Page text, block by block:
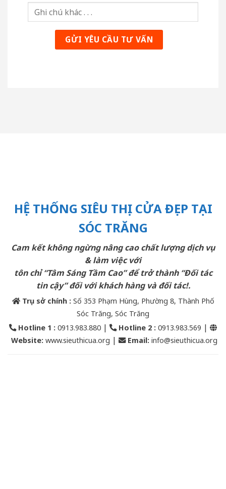
HỆ THỐNG SIÊU THỊ CỬA ĐẸP TẠI
SÓC TRĂNG
Cam kết không ngừng nâng cao chất lượng dịch vụ
& làm việc với
tôn chỉ “Tâm Sáng Tầm Cao” để trở thành “Đối tác
tin cậy” đối với khách hàng và đối tác!.
Trụ sở chính : Số 353 Phạm Hùng, Phường 8, Thành Phố
Sóc Trăng, Sóc Trăng
Hotline 1 : 0913.983.880 | Hotline 2 : 0913.983.569 |
Website: www.sieuthicua.org | Email: info@sieuthicua.org